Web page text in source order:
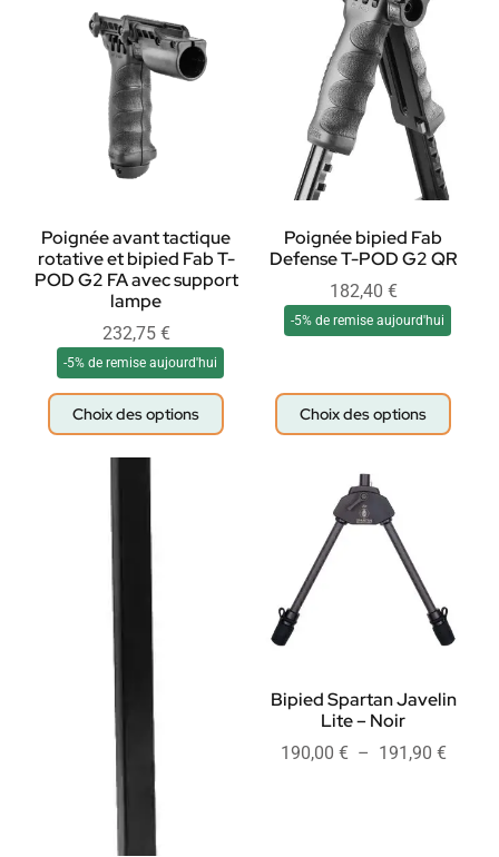
Poignée avant tactique
rotative et bipied Fab T-
POD G2 FA avec support
lampe
232,75 €
-5% de remise aujourd'hui
Choix des options
Poignée bipied Fab
Defense T-POD G2 QR
182,40 €
-5% de remise aujourd'hui
Choix des options
Bipied Spartan Javelin
Lite – Noir
190,00 € – 191,90 €